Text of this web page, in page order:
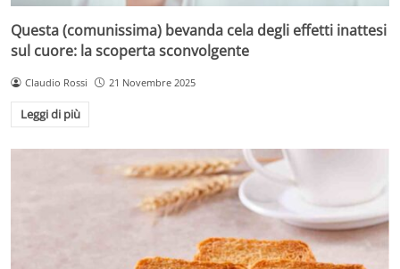
Questa (comunissima) bevanda cela degli effetti inattesi
sul cuore: la scoperta sconvolgente
Claudio Rossi 21 Novembre 2025
Leggi di più